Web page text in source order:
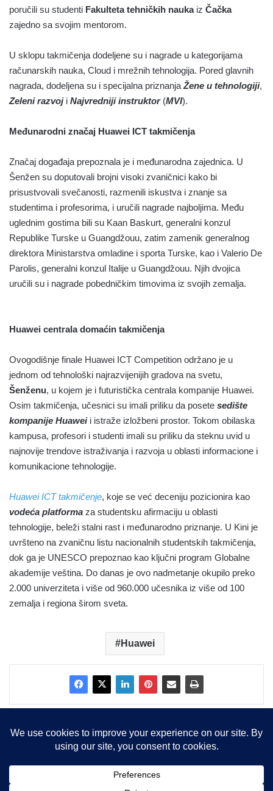
poručili su studenti Fakulteta tehničkih naukaiz Čačka
zajedno sa svojim mentorom.
U sklopu takmičenja dodeljene su i nagrade u kategorijama
računarskih nauka, Cloud i mrežnih tehnologija. Pored glavnih
nagrada, dodeljena su i specijalna priznanja Žene u tehnologiji,
Zeleni razvoji Najvredniji instruktor(MVI).
Međunarodni značaj Huawei ICT takmičenja
Značaj događaja prepoznala je i međunarodna zajednica. U
Šenžen su doputovali brojni visoki zvaničnici kako bi
prisustvovali svečanosti, razmenili iskustva i znanje sa
studentima i profesorima, i uručili nagrade najboljima. Među
uglednim gostima bili su Kaan Baskurt, generalni konzul
Republike Turske u Guangdžouu, zatim zamenik generalnog
direktora Ministarstva omladine i sporta Turske, kao i Valerio De
Parolis, generalni konzul Italije u Guangdžouu. Njih dvojica
uručili su i nagrade pobedničkim timovima iz svojih zemalja.
Huawei centrala domaćin takmičenja
Ovogodišnje finale Huawei ICT Competition održano je u
jednom od tehnološki najrazvijenijih gradova na svetu,
Šenženu, u kojem je i futuristička centrala kompanije Huawei.
Osim takmičenja, učesnici su imali priliku da posete sedište
kompanije Huaweii istraže izložbeni prostor. Tokom obilaska
kampusa, profesori i studenti imali su priliku da steknu uvid u
najnovije trendove istraživanja i razvoja u oblasti informacione i
komunikacione tehnologije.
Huawei ICT takmičenje, koje se već deceniju pozicionira kao
vodeća platforma za studentsku afirmaciju u oblasti
tehnologije, beleži stalni rast i međunarodno priznanje. U Kini je
uvršteno na zvaničnu listu nacionalnih studentskih takmičenja,
dok ga je UNESCO prepoznao kao ključni program Globalne
akademije veština. Do danas je ovo nadmetanje okupilo preko
2.000 univerziteta i više od 960.000 učesnika iz više od 100
zemalja i regiona širom sveta.
Huawei
Copyright © 2015-2025, Sva prava zadržana | LBS Team d.o.o.
Facebook
X LinkedIn